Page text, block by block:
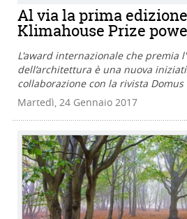
Al via la prima
Klimahouse Prize
L'award internazionale che premia
dell’architettura è una nuova
collaborazione con la rivista Domus
Martedì, 24 Gennaio 2017